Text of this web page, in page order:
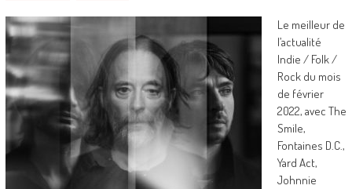
Le meilleur de
l’actualité
Indie / Folk /
Rock du mois
de février
2022, avec The
Smile,
Fontaines D.C.,
Yard Act,
Johnnie